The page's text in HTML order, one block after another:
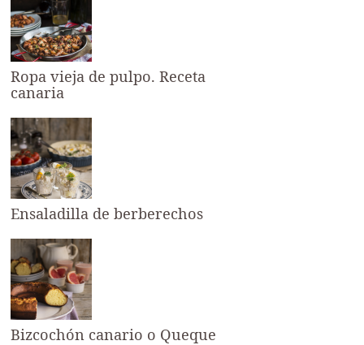
Ropa vieja de pulpo. Receta
canaria
Ensaladilla de berberechos
Bizcochón canario o Queque